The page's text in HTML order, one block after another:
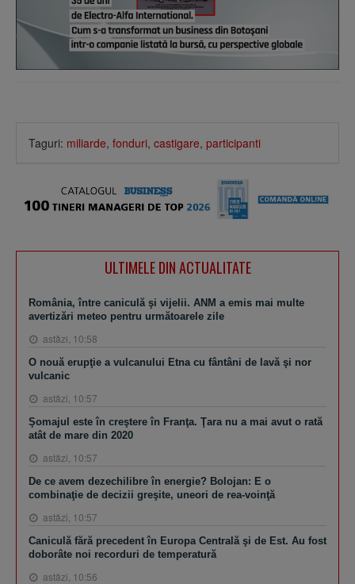
Taguri: miliarde, fonduri, castigare, participanti
ULTIMELE DIN ACTUALITATE
România, între caniculă şi vijelii. ANM a emis mai multe
avertizări meteo pentru următoarele zile
astăzi, 10:58
O nouă erupţie a vulcanului Etna cu fântâni de lavă şi nor
vulcanic
astăzi, 10:57
Şomajul este în creştere în Franţa. Ţara nu a mai avut o rată
atât de mare din 2020
astăzi, 10:57
De ce avem dezechilibre în energie? Bolojan: E o
combinaţie de decizii greşite, uneori de rea-voinţă
astăzi, 10:57
Caniculă fără precedent în Europa Centrală şi de Est. Au fost
doborâte noi recorduri de temperatură
astăzi, 10:56